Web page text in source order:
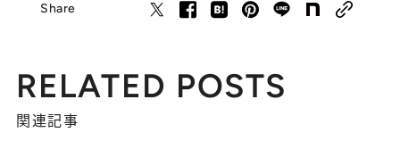
Share
RELATED POSTS
関連記事